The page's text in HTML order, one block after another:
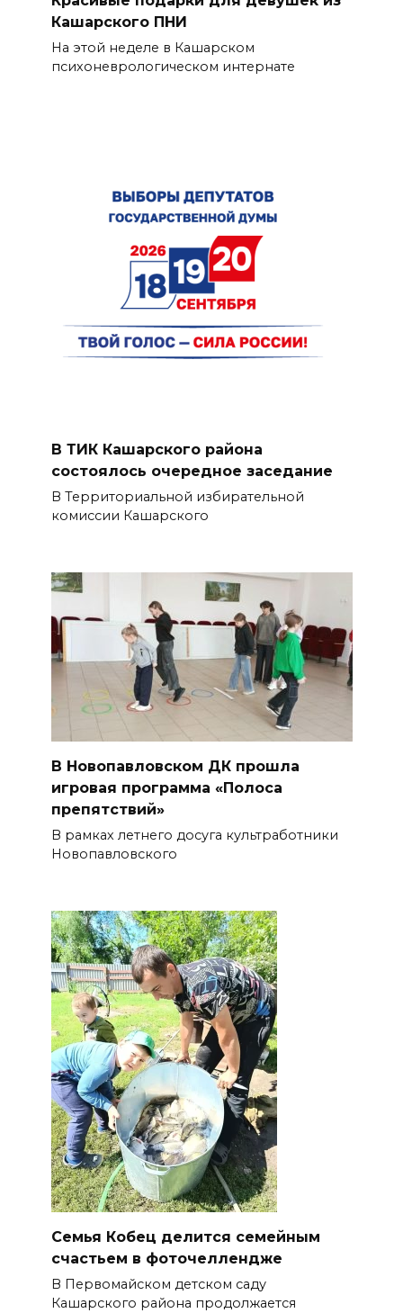
Кашарского ПНИ
На этой неделе в Кашарском
психоневрологическом интернате
В ТИК Кашарского района
состоялось очередное заседание
В Территориальной избирательной
комиссии Кашарского
В Новопавловском ДК прошла
игровая программа «Полоса
препятствий»
В рамках летнего досуга культработники
Новопавловского
Семья Кобец делится семейным
счастьем в фоточеллендже
В Первомайском детском саду
Кашарского района продолжается